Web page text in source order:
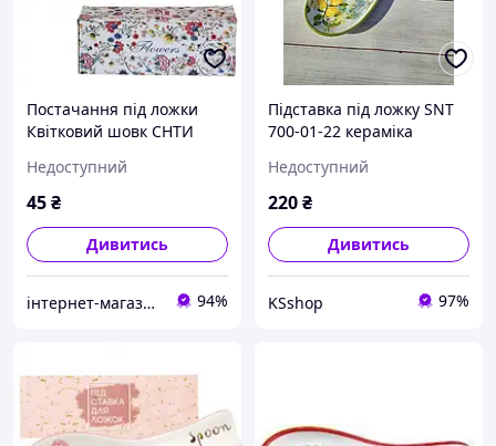
Постачання під ложки
Квітковий шовк СНТИ
Недоступний
45₴
Дивитись
інтернет-магазин "Світ посуду" 94%
Підставка під ложку SNT
700-01-22 кераміка
Недоступний
220₴
Дивитись
KSshop 97%